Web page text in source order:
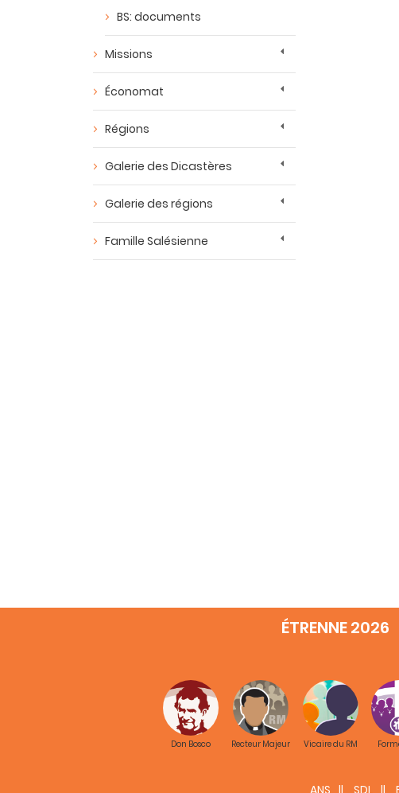
BS: documents
Missions
Économat
Régions
Galerie des Dicastères
Galerie des régions
Famille Salésienne
ÉTRENNE 2026
Don Bosco Recteur Majeur Vicaire du RM